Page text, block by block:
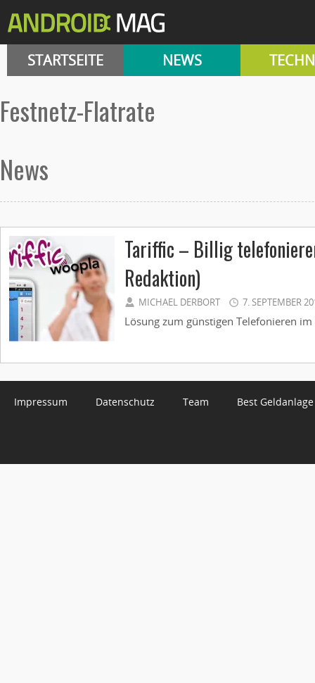
STARTSEITE NEWS
Festnetz-Flatrate
News
Tariffic – Billig
Redaktion)
MICHAEL DERBORT 7. SEPTEMBER
Lösung zum günstigen Telefonieren
Impressum Datenschutz Team Best Geldanlage